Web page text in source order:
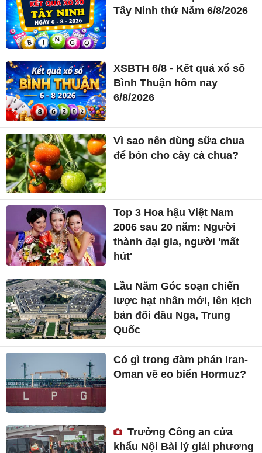
Tây Ninh thứ Năm 6/8/2026
XSBTH 6/8 - Kết quả xổ số
Bình Thuận hôm nay
6/8/2026
Vì sao nên dùng sữa chua
để bón cho cây cà chua?
Top 3 Hoa hậu Việt Nam
2006 sau 20 năm: Người
thành đại gia, người 'mất
hút'
Lầu Năm Góc soạn chiến
lược hạt nhân mới, lên kịch
bản đối đầu Nga, Trung
Quốc
Có gì trong đàm phán Iran-
Oman về eo biển Hormuz?
Trưởng Công an cửa
khẩu Nội Bài lý giải phương